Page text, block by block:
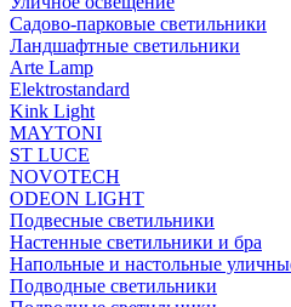
Садово-парковые светильники
Ландшафтные светильники
Arte Lamp
Elektrostandard
Kink Light
MAYTONI
ST LUCE
NOVOTECH
ODEON LIGHT
Подвесные светильники
Настенные светильники и бра
Напольные и настольные
Подводные светильники